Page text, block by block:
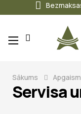
Toggle
navigation
☰
Servisa
Sākums